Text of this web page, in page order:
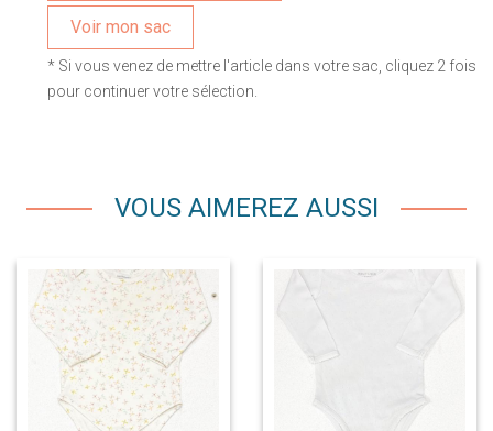
Voir mon sac
* Si vous venez de mettre l'article dans votre sac, cliquez 2 fois
pour continuer votre sélection.
VOUS AIMEREZ AUSSI